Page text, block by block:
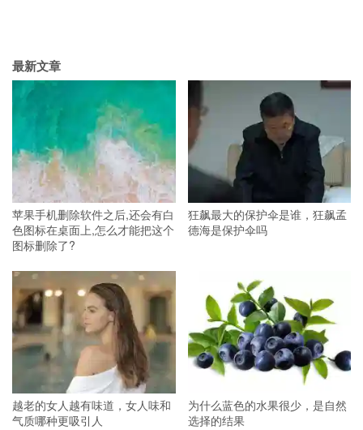
最新文章
苹果手机删除软件之后,还会有白
色图标在桌面上,怎么才能把这个
图标删除了?
狂飙最大的保护伞是谁，狂飙孟
德海是保护伞吗
越老的女人越有味道，女人味和
气质哪种更吸引人
为什么蓝色的水果很少，是自然
选择的结果